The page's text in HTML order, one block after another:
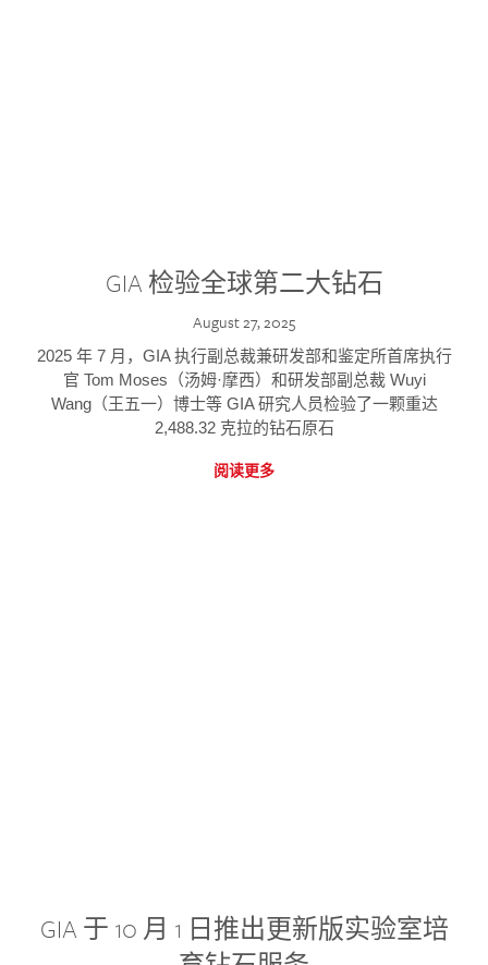
GIA 检验全球第二大钻石
August 27, 2025
2025 年 7 月，GIA 执行副总裁兼研发部和鉴定所首席执行
官 Tom Moses（汤姆·摩西）和研发部副总裁 Wuyi
Wang（王五一）博士等 GIA 研究人员检验了一颗重达
2,488.32 克拉的钻石原石
阅读更多
GIA 于 10 月 1 日推出更新版实验室培